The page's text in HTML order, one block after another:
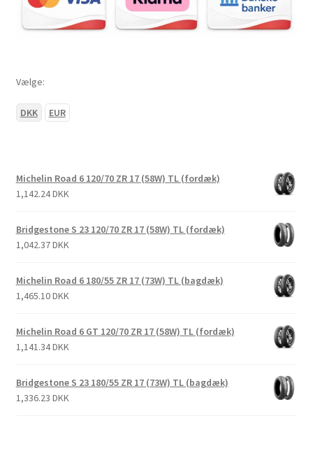
Vælge:
DKK EUR
Michelin Road 6 120/70 ZR 17 (58W) TL (fordæk)
1,142.24 DKK
Bridgestone S 23 120/70 ZR 17 (58W) TL (fordæk)
1,042.37 DKK
Michelin Road 6 180/55 ZR 17 (73W) TL (bagdæk)
1,465.10 DKK
Michelin Road 6 GT 120/70 ZR 17 (58W) TL (fordæk)
1,141.34 DKK
Bridgestone S 23 180/55 ZR 17 (73W) TL (bagdæk)
1,336.23 DKK